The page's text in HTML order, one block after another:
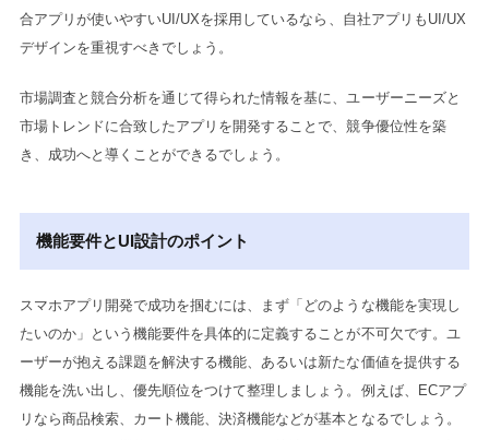
合アプリが使いやすいUI/UXを採用しているなら、自社アプリもUI/UX
デザインを重視すべきでしょう。
市場調査と競合分析を通じて得られた情報を基に、ユーザーニーズと
市場トレンドに合致したアプリを開発することで、競争優位性を築
き、成功へと導くことができるでしょう。
機能要件とUI設計のポイント
スマホアプリ開発で成功を掴むには、まず「どのような機能を実現し
たいのか」という機能要件を具体的に定義することが不可欠です。ユ
ーザーが抱える課題を解決する機能、あるいは新たな価値を提供する
機能を洗い出し、優先順位をつけて整理しましょう。例えば、ECアプ
リなら商品検索、カート機能、決済機能などが基本となるでしょう。